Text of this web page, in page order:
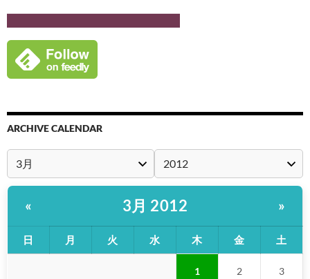
ARCHIVE CALENDAR
« 3月 2012 »
日 月 火 水 木 金 土
1 2 3